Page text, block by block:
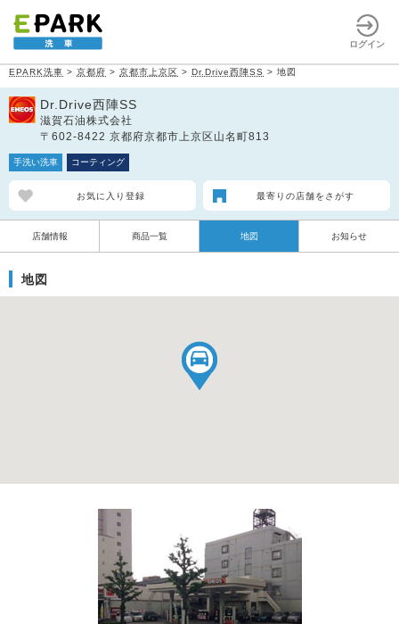
ログイン
EPARK洗車 > 京都府 > 京都市上京区 > Dr.Drive西陣SS > 地図
Dr.Drive西陣SS
滋賀石油株式会社
〒602-8422 京都府京都市上京区山名町813
手洗い洗車 コーティング
お気に入り登録 最寄りの店舗をさがす
店舗情報 商品一覧 地図 お知らせ
地図